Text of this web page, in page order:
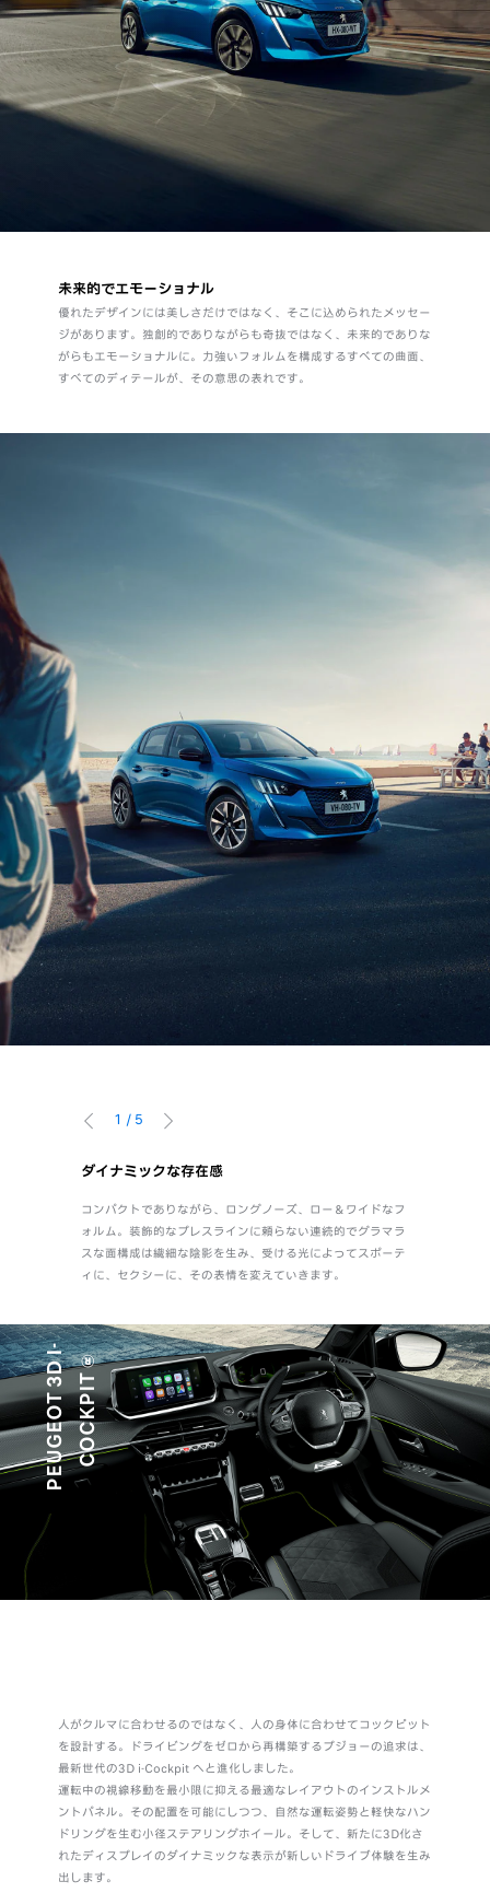
未来的でエモーショナル
優れたデザインには美しさだけではなく、そこに込められたメッセー
ジがあります。独創的でありながらも奇抜ではなく、未来的でありな
がらもエモーショナルに。力強いフォルムを構成するすべての曲面、
すべてのディテールが、その意思の表れです。
1 / 5
ダイナミックな存在感
コンパクトでありながら、ロングノーズ、ロー＆ワイドなフ
ォルム。装飾的なプレスラインに頼らない連続的でグラマラ
スな面構成は繊細な陰影を生み、受ける光によってスポーテ
ィに、セクシーに、その表情を変えていきます。
P
E
U
G
E
O
T
3
D
I
-
C
O
C
K
P
I
T®
人がクルマに合わせるのではなく、人の身体に合わせてコックピット
を設計する。ドライビングをゼロから再構築するプジョーの追求は、
最新世代の3D i-Cockpit へと進化しました。
運転中の視線移動を最小限に抑える最適なレイアウトのインストルメ
ントパネル。その配置を可能にしつつ、自然な運転姿勢と軽快なハン
ドリングを生む小径ステアリングホイール。そして、新たに3D化さ
れたディスプレイのダイナミックな表示が新しいドライブ体験を生み
出します。